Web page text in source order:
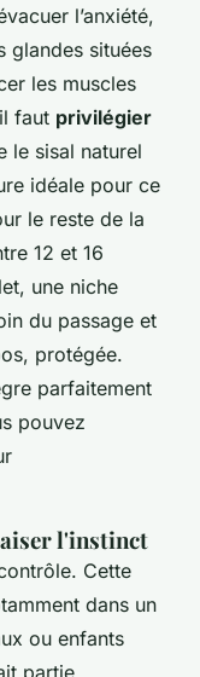
l’anxiété,
glandes situées
les muscles
faut privilégier
le sisal naturel
idéale pour ce
le reste de la
12 et 16
une niche
du passage et
protégée.
parfaitement
pouvez
l'instinct
Cette
dans un
ou enfants